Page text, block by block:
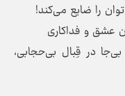
را ضایع می‌کند!
عشق و فداکاری
در قِبال بی‌حجابی،